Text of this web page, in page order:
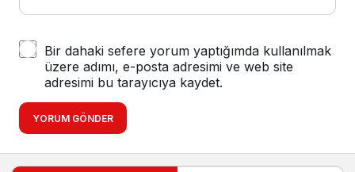
Bir dahaki sefere yorum yaptığımda kullanılmak
üzere adımı, e-posta adresimi ve web site
adresimi bu tarayıcıya kaydet.
YORUM GÖNDER